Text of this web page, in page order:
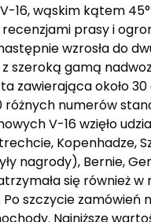
16, wąskim kątem
prasy i
wzrosła do
gamą
zawierająca około
różnych numerów
V-16 wzięło
Kopenhadze,
nagrody), Bernie,
się również
szczycie zamówień
Najniższe